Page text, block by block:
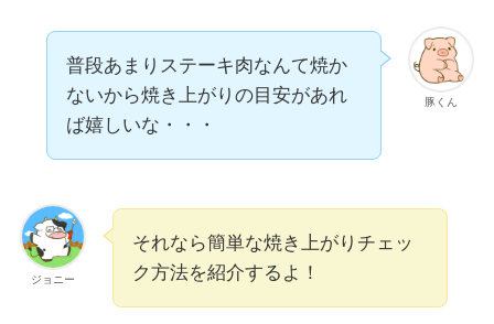
豚くん
普段あまりステーキ肉なんて焼か
ないから焼き上がりの目安があれ
ば嬉しいな・・・
ジョニー
それなら簡単な焼き上がりチェッ
ク方法を紹介するよ！